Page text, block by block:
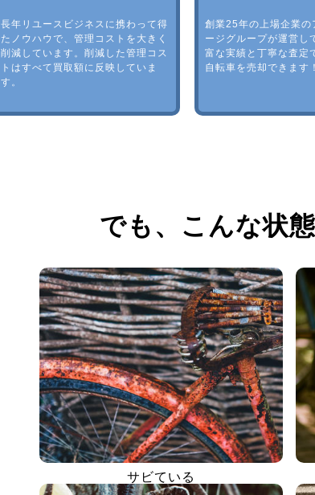
長年リユースビジネスに携わって得
たノウハウで、管理コストを大きく
削減しています。削減した管理コス
トはすべて買取額に反映していま
す。
創業25年の上場企業の
ージグループが運営し
富な実績と丁寧な査定
自転車を売却できます！
でも、 こんな状
サビている